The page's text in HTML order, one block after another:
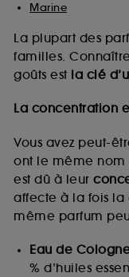
Marine
La plupart des
familles.
goûts est la clé
La concentration
Vous avez peut-
ont le même nom
est dû à leur
affecte à la fois la
même parfum
Eau de
% d’huiles